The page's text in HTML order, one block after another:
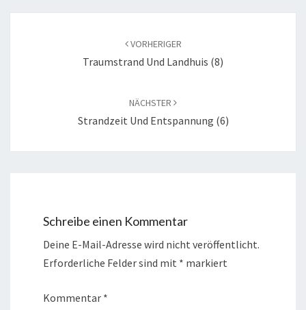
VORHERIGER
Traumstrand Und Landhuis (8)
NÄCHSTER
Strandzeit Und Entspannung (6)
Schreibe einen Kommentar
Deine E-Mail-Adresse wird nicht veröffentlicht.
Erforderliche Felder sind mit * markiert
Kommentar *